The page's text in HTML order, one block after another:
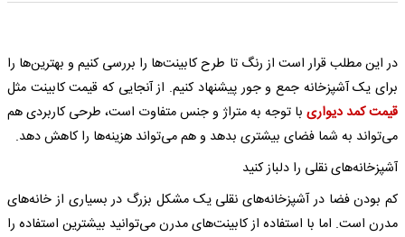
در این مطلب قرار است از رنگ تا طرح کابینت‌ها را بررسی کنیم و بهترین‌ها را
برای یک آشپزخانه جمع و جور پیشنهاد کنیم. از آنجایی که قیمت کابینت مثل
قیمت کمد دیواری با توجه به متراژ و جنس متفاوت است، طرحی کاربردی هم
می‌تواند به شما فضای بیشتری بدهد و هم می‌تواند هزینه‌ها را کاهش دهد.
آشپزخانه‌های نقلی را دلباز کنید
کم بودن فضا در آشپزخانه‌های نقلی یک مشکل بزرگ در بسیاری از خانه‌های
مدرن است. اما با استفاده از کابینت‌های مدرن می‌توانید بیشترین استفاده را